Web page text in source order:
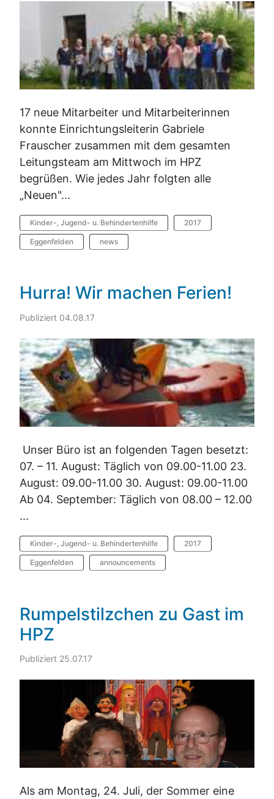
17 neue Mitarbeiter und Mitarbeiterinnen
konnte Einrichtungsleiterin Gabriele
Frauscher zusammen mit dem gesamten
Leitungsteam am Mittwoch im HPZ
begrüßen. Wie jedes Jahr folgten alle
„Neuen"...
Kinder-, Jugend- u. Behindertenhilfe 2017
Eggenfelden news
Hurra! Wir machen Ferien!
Publiziert 04.08.17
Unser Büro ist an folgenden Tagen besetzt:
07. – 11. August: Täglich von 09.00-11.00 23.
August: 09.00-11.00 30. August: 09.00-11.00
Ab 04. September: Täglich von 08.00 – 12.00
...
Kinder-, Jugend- u. Behindertenhilfe 2017
Eggenfelden announcements
Rumpelstilzchen zu Gast im
HPZ
Publiziert 25.07.17
Als am Montag, 24. Juli, der Sommer eine